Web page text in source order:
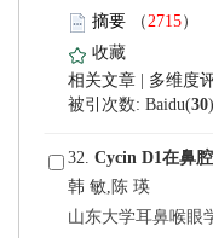
)
32.
韩 敏,陈 瑛
山东大学耳鼻喉眼